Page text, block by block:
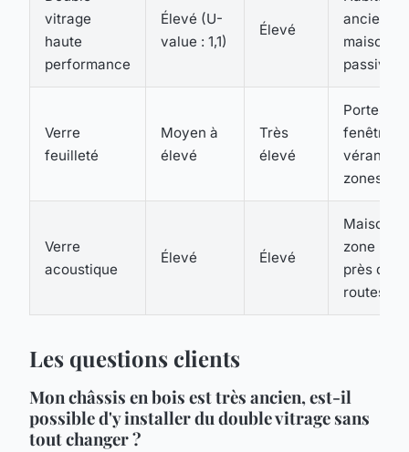
vitrage
haute
performance
Élevé (U-
value : 1,1)
Élevé
ancien,
maisons
passives
Verre
feuilleté
Moyen à
élevé
Très
élevé
Portes-
fenêtres,
vérandas,
zones à
Verre
acoustique
Élevé Élevé
Maisons
zone
près des
routes
Les questions clients
Mon châssis en bois est très ancien, est-il
possible d'y installer du double vitrage sans
tout changer ?